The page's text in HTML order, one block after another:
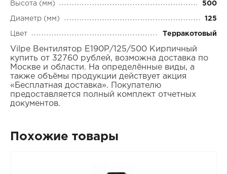
Высота (мм) 500
Диаметр (мм) 125
Цвет Терракотовый
Vilpe Вентилятор Е190Р/125/500 Кирпичный
купить от 32760 рублей, возможна доставка по
Москве и области. На определённые виды, а
также объёмы продукции действует акция
«Бесплатная доставка». Покупателю
предоставляется полный комплект отчетных
документов.
Похожие товары